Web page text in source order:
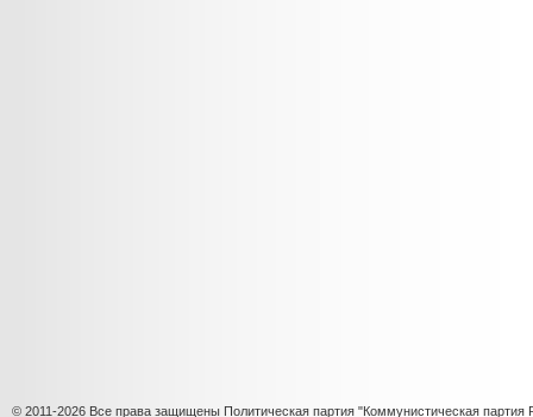
© 2011-2026 Все права защищены Политическая партия "Коммунистическая партия